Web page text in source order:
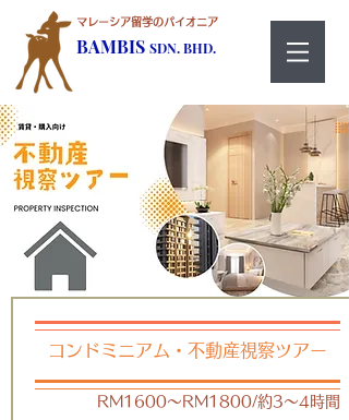
マレーシア留学のパイオニア
BAMBIS SDN. BHD.
コンドミニアム・不動産視察ツアー
RM1600～RM1800/約3～4時間